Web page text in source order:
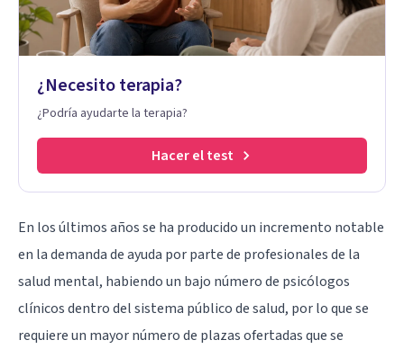
¿Necesito terapia?
¿Podría ayudarte la terapia?
Hacer el test
En los últimos años se ha producido un incremento notable
en la demanda de ayuda por parte de profesionales de la
salud mental, habiendo un bajo número de psicólogos
clínicos dentro del sistema público de salud, por lo que se
requiere un mayor número de plazas ofertadas que se